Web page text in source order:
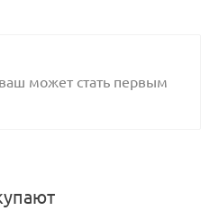
может стать первым